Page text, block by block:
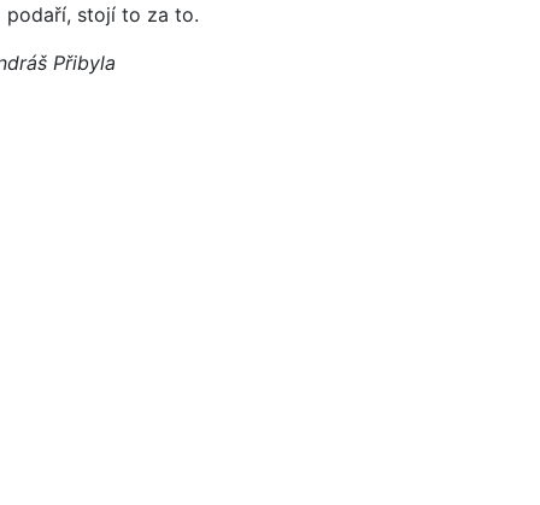
podaří, stojí to za to.
Přibyla